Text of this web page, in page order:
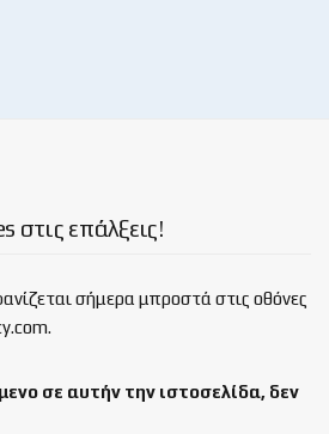
στις επάλξεις!
σήμερα μπροστά στις οθόνες
σε αυτήν την ιστοσελίδα, δεν